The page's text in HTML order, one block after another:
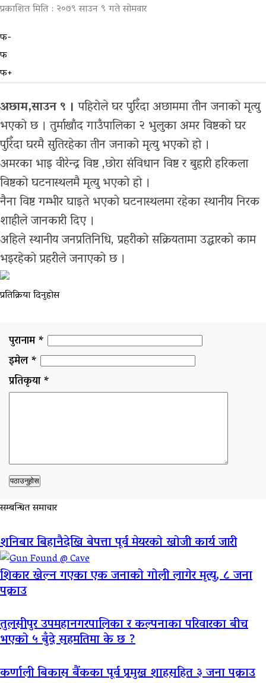
प्रकाशित मिति : २०७९ साउन ९ गते सोमवार
फ-
फ
फ+
अछाम,साउन ९ । पहिरोले घर पुरिँदा अछाममा तीन जनाको मृत्यु
भएको छ । तुर्माखाँद गाउँपालिका २ भुलुका अमर विष्टको घर
पुरिँदा घरमै सुतिरहेका तीन जनाको मृत्यु भएको हो ।
अमरका भाइ वीरेन्द्र विष्ट ,छोरा संविधान विष्ट र बुहारी हरिकला
विष्टको घटनास्थलमै मृत्यु भएको हो ।
नैना विष्ट गम्भीर घाइते भएको घटनास्थलमा रहेका स्थानीय निरक
शाहीले जानकारी दिए ।
अहिले स्थानीय जनप्रतिनिधि, प्रहरीको सक्रियतामा उद्धारको काम
भइरहेको प्रहरीले जनाएको छ ।
प्रतिक्रिया दिनुहोस
पुरानाम *
इमेल *
प्रतिकृया *
सम्बन्धित समाचार
शनिबार बिहानैदेखि बेपत्ता पूर्व मेयरको खोजी कार्य जारी
शिकार खेल्न गएका एक जनाको गोली लागेर मृत्यु, ८ जना
पक्राउ
तुलसीपुर उपमहानगरपालिका र कल्पनाका परिवारका बीच
भएको ५ बुँदे सहमतिमा के छ ?
कर्णाली बिकास बैंकका पूर्व प्रमुख शाहसहित ३ जना पक्राउ